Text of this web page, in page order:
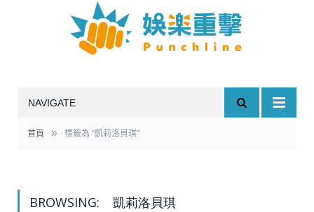
NAVIGATE
首頁 » 標籤為 "凱莉洛貝琪"
BROWSING: 凱莉洛貝琪